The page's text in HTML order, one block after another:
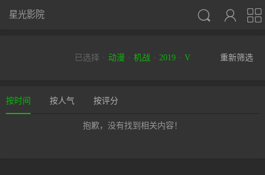



星光影院
已选择 动漫 机战 2019 V 重新筛选
按时间 按人气 按评分
抱歉，没有找到相关内容！